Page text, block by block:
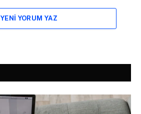
YENI YORUM YAZ